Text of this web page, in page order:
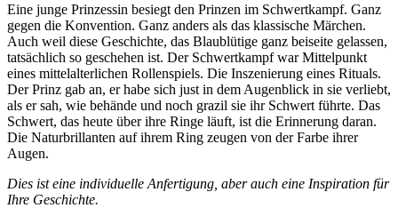
Eine junge Prinzessin besiegt den Prinzen im Schwertkampf. Ganz
gegen die Konvention. Ganz anders als das klassische Märchen.
Auch weil diese Geschichte, das Blaublütige ganz beiseite gelassen,
tatsächlich so geschehen ist. Der Schwertkampf war Mittelpunkt
eines mittelalterlichen Rollenspiels. Die Inszenierung eines Rituals.
Der Prinz gab an, er habe sich just in dem Augenblick in sie verliebt,
als er sah, wie behände und noch grazil sie ihr Schwert führte. Das
Schwert, das heute über ihre Ringe läuft, ist die Erinnerung daran.
Die Naturbrillanten auf ihrem Ring zeugen von der Farbe ihrer
Augen.
Dies ist eine individuelle Anfertigung, aber auch eine Inspiration für
Ihre Geschichte.